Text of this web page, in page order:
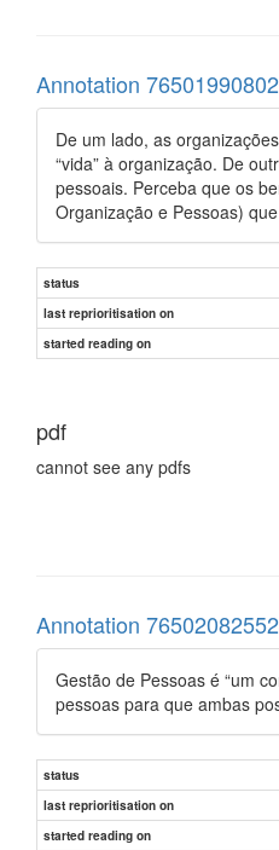
Annotation
De um lado, as
“vida” à organização. De
pessoais. Perceba que os
Organização e Pessoas)
status
last reprioritisation on
started reading on
pdf
cannot see any pdfs
Annotation
Gestão de Pessoas é “um
pessoas para que ambas
status
last reprioritisation on
started reading on